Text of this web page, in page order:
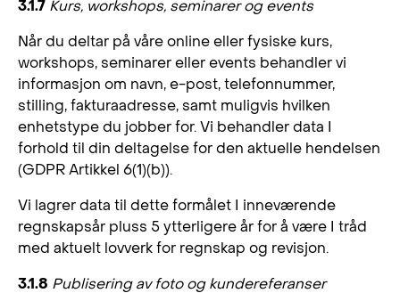
3.1.7 Kurs, workshops, seminarer og events
Når du deltar på våre online eller fysiske kurs,
workshops, seminarer eller events behandler vi
informasjon om navn, e-post, telefonnummer,
stilling, fakturaadresse, samt muligvis hvilken
enhetstype du jobber for. Vi behandler data I
forhold til din deltagelse for den aktuelle hendelsen
(GDPR Artikkel 6(1)(b)).
Vi lagrer data til dette formålet I inneværende
regnskapsår pluss 5 ytterligere år for å være I tråd
med aktuelt lovverk for regnskap og revisjon.
3.1.8 Publisering av foto og kundereferanser